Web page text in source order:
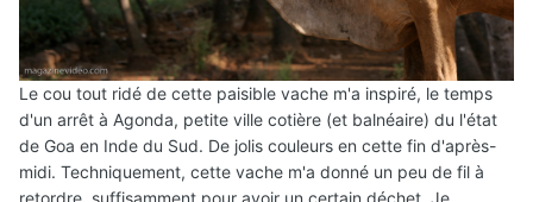
Le cou tout ridé de cette paisible vache m'a inspiré, le temps
d'un arrêt à Agonda, petite ville cotière (et balnéaire) du l'état
de Goa en Inde du Sud. De jolis couleurs en cette fin d'après-
midi. Techniquement, cette vache m'a donné un peu de fil à
retordre, suffisamment pour avoir un certain déchet. Je